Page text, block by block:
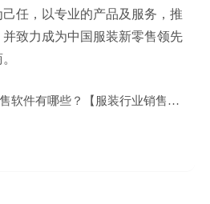
任，以专业的产品及服务，推
致力成为中国服装新零售领先
软件有哪些？【服装行业销售管理平